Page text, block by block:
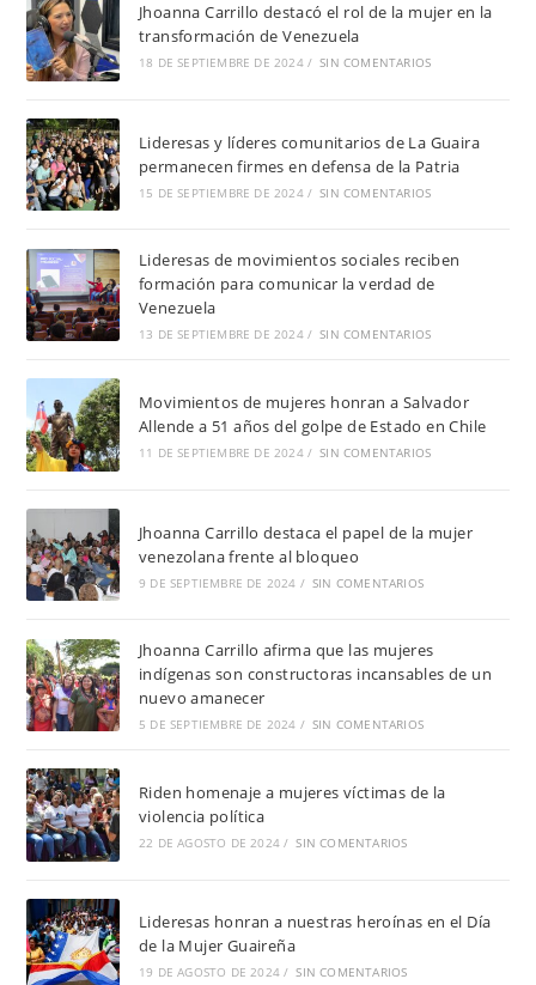
Jhoanna Carrillo destacó el rol de la mujer en la
transformación de Venezuela
18 DE SEPTIEMBRE DE 2024 / SIN COMENTARIOS
Lideresas y líderes comunitarios de La Guaira
permanecen firmes en defensa de la Patria
15 DE SEPTIEMBRE DE 2024 / SIN COMENTARIOS
Lideresas de movimientos sociales reciben
formación para comunicar la verdad de
Venezuela
13 DE SEPTIEMBRE DE 2024 / SIN COMENTARIOS
Movimientos de mujeres honran a Salvador
Allende a 51 años del golpe de Estado en Chile
11 DE SEPTIEMBRE DE 2024 / SIN COMENTARIOS
Jhoanna Carrillo destaca el papel de la mujer
venezolana frente al bloqueo
9 DE SEPTIEMBRE DE 2024 / SIN COMENTARIOS
Jhoanna Carrillo afirma que las mujeres
indígenas son constructoras incansables de un
nuevo amanecer
5 DE SEPTIEMBRE DE 2024 / SIN COMENTARIOS
Riden homenaje a mujeres víctimas de la
violencia política
22 DE AGOSTO DE 2024 / SIN COMENTARIOS
Lideresas honran a nuestras heroínas en el Día
de la Mujer Guaireña
19 DE AGOSTO DE 2024 / SIN COMENTARIOS